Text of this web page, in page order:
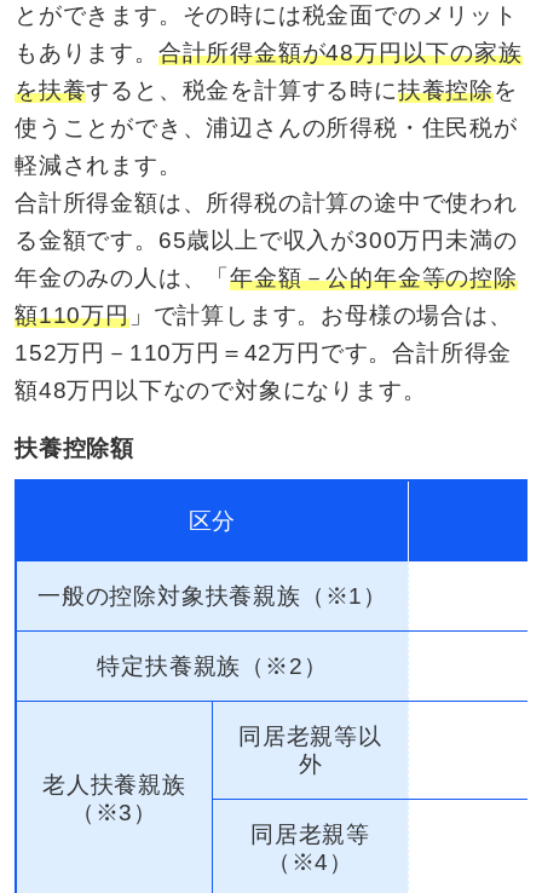
とができます。その時には税金面でのメリット
もあります。 合計所得金額が48万円以下の家族
を扶養すると、税金を計算する時に扶養控除を
使うことができ、浦辺さんの所得税・住民税が
軽減されます。
合計所得金額は、所得税の計算の途中で使われ
る金額です。65歳以上で収入が300万円未満の
年金のみの人は、「年金額－公的年金等の控除
額110万円」で計算します。お母様の場合は、
152万円－110万円＝42万円です。合計所得金
額48万円以下なので対象になります。
扶養控除額
区分
一般の控除対象扶養親族（※1）
特定扶養親族（※2）
老人扶養親族
（※3）
同居老親等以
外
同居老親等
（※4）